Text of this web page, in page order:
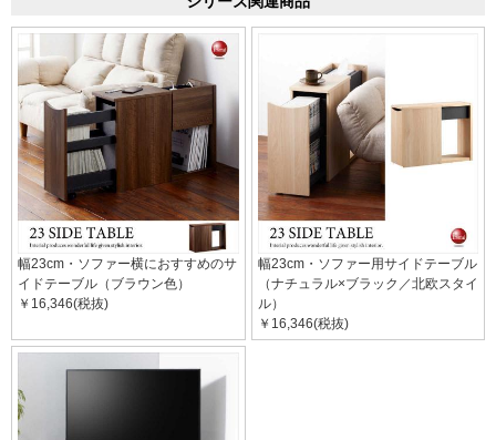
幅23cm・ソファー横におすすめのサ
イドテーブル（ブラウン色）
￥16,346(税抜)
幅23cm・ソファー用サイドテーブル
（ナチュラル×ブラック／北欧スタイ
ル）
￥16,346(税抜)